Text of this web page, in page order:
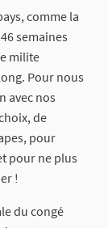
comme la
semaines
milite
Pour nous
avec nos
de
pour
pour ne plus
!
du congé